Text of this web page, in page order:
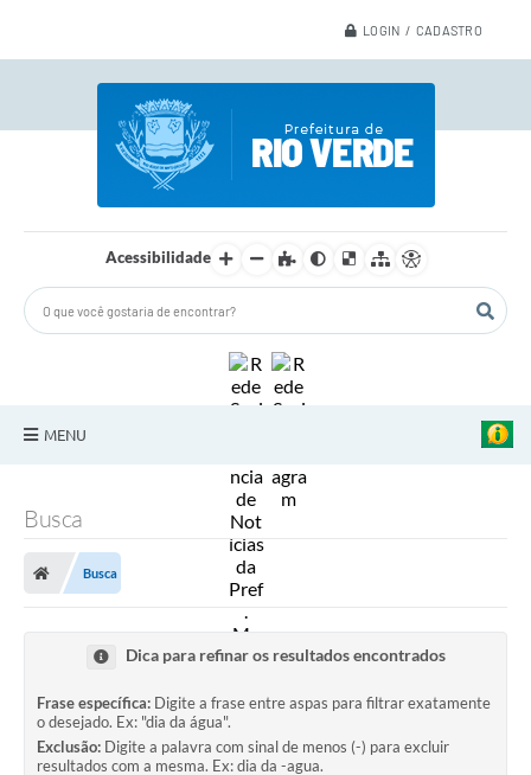
LOGIN / CADASTRO
Acessibilidade
MENU
Secretarias
Diário Oficial
Sala do Empreendedor
Transparência RPPS
Busca
Busca
Dica para refinar os resultados encontrados
Frase específica: Digite a frase entre aspas para filtrar exatamente
o desejado. Ex: "dia da água".
Exclusão: Digite a palavra com sinal de menos (-) para excluir
resultados com a mesma. Ex: dia da -agua.